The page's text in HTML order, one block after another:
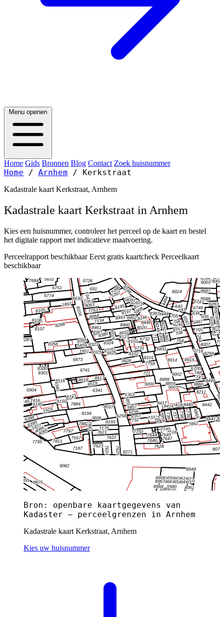
Menu openen
Home Gids Bronnen Blog Contact Zoek huisnummer
Home / Arnhem / Kerkstraat
Kadastrale kaart Kerkstraat, Arnhem
Kadastrale kaart Kerkstraat in Arnhem
Kies een huisnummer, controleer het perceel op de kaart en bestel
het digitale rapport met indicatieve maatvoering.
Perceelrapport beschikbaar Eerst gratis kaartcheck Perceelkaart
beschikbaar
Bron: openbare kaartgegevens van
Kadaster — perceelgrenzen in Arnhem
Kadastrale kaart Kerkstraat, Arnhem
Kies uw huisnummer